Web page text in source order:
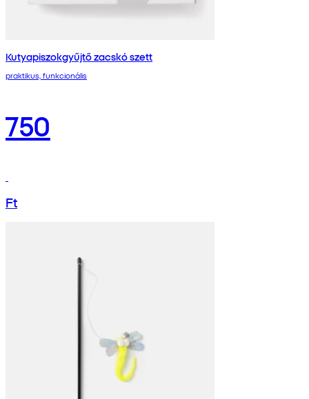
Kutyapiszokgyűjtő zacskó szett
praktikus, funkcionális
750
Ft